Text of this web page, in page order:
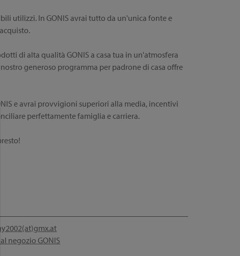
utilizzi. In GONIS avrai tutto da un'unica fonte e
di alta qualità GONIS a casa tua in un'atmosfera
generoso programma per padrone di casa offre
e avrai provvigioni superiori alla media, incentivi
perfettamente famiglia e carriera.
al negozio GONIS